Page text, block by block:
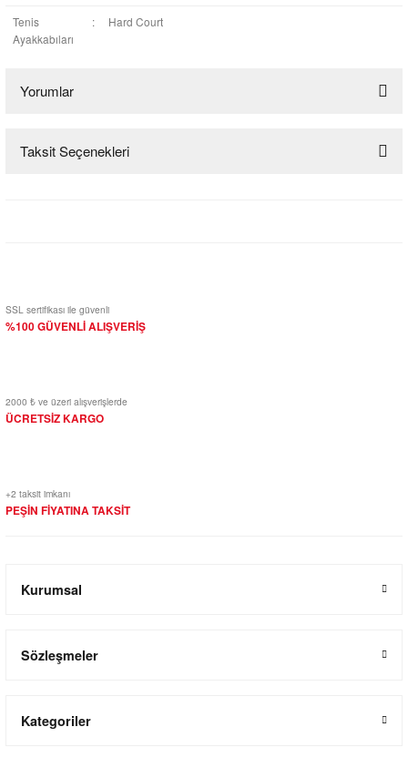
Tenis
Ayakkabıları
: Hard Court
Yorumlar
Taksit Seçenekleri
SSL sertifikası ile güvenli
%100 GÜVENLİ ALIŞVERİŞ
2000 ₺ ve üzeri alışverişlerde
ÜCRETSİZ KARGO
+2 taksit imkanı
PEŞİN FİYATINA TAKSİT
Kurumsal
Sözleşmeler
Kategoriler